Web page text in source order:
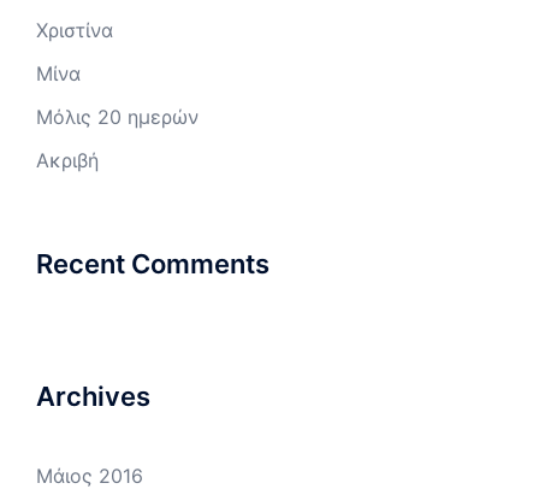
Χριστίνα
Μίνα
Μόλις 20 ημερών
Ακριβή
Recent Comments
Archives
Μάιος 2016